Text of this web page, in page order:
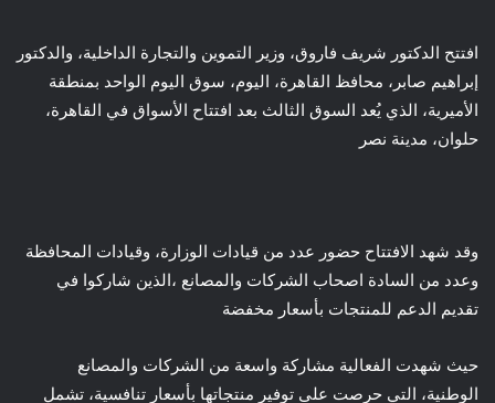
افتتح الدكتور شريف فاروق، وزير التموين والتجارة الداخلية، والدكتور
إبراهيم صابر، محافظ القاهرة، اليوم، سوق اليوم الواحد بمنطقة
الأميرية، الذي يُعد السوق الثالث بعد افتتاح الأسواق في القاهرة،
حلوان، مدينة نصر
وقد شهد الافتتاح حضور عدد من قيادات الوزارة، وقيادات المحافظة
وعدد من السادة اصحاب الشركات والمصانع ،الذين شاركوا في
تقديم الدعم للمنتجات بأسعار مخفضة
حيث شهدت الفعالية مشاركة واسعة من الشركات والمصانع
الوطنية، التي حرصت على توفير منتجاتها بأسعار تنافسية، تشمل